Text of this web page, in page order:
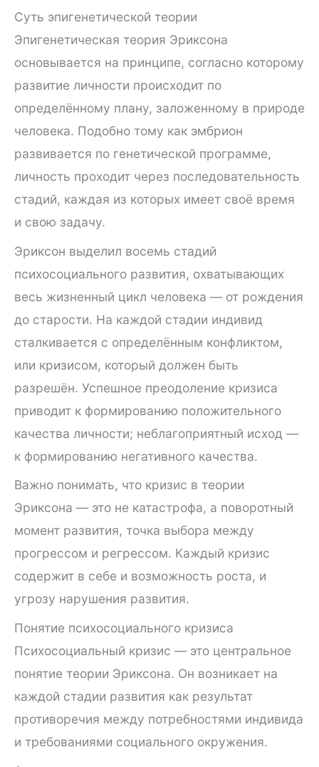
Суть эпигенетической теории
Эпигенетическая теория Эриксона
основывается на принципе, согласно которому
развитие личности происходит по
определённому плану, заложенному в природе
человека. Подобно тому как эмбрион
развивается по генетической программе,
личность проходит через последовательность
стадий, каждая из которых имеет своё время
и свою задачу.
Эриксон выделил восемь стадий
психосоциального развития, охватывающих
весь жизненный цикл человека — от рождения
до старости. На каждой стадии индивид
сталкивается с определённым конфликтом,
или кризисом, который должен быть
разрешён. Успешное преодоление кризиса
приводит к формированию положительного
качества личности; неблагоприятный исход —
к формированию негативного качества.
Важно понимать, что кризис в теории
Эриксона — это не катастрофа, а поворотный
момент развития, точка выбора между
прогрессом и регрессом. Каждый кризис
содержит в себе и возможность роста, и
угрозу нарушения развития.
Понятие психосоциального кризиса
Психосоциальный кризис — это центральное
понятие теории Эриксона. Он возникает на
каждой стадии развития как результат
противоречия между потребностями индивида
и требованиями социального окружения.